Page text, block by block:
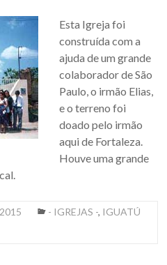
Esta Igreja foi
construída com a
ajuda de um grande
colaborador de São
Paulo, o irmão Elias,
e o terreno foi
doado pelo irmão
aqui de Fortaleza.
Houve uma grande
- IGREJAS -, IGUATÚ